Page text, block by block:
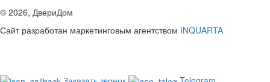
© 2026, ДвериДом
Сайт разработан маркетинговым агентством INQUARTA